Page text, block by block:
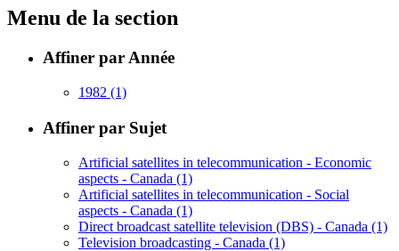
Menu de la section
Affiner par Année
1982 (1)
Affiner par Sujet
Artificial satellites in telecommunication - Economic
aspects - Canada (1)
Artificial satellites in telecommunication - Social
aspects - Canada (1)
Direct broadcast satellite television (DBS) - Canada (1)
Television broadcasting - Canada (1)